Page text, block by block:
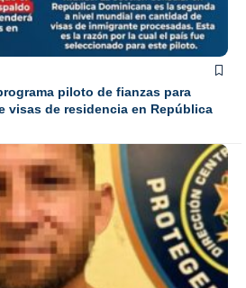
piloto de fianzas para
visas de residencia en República